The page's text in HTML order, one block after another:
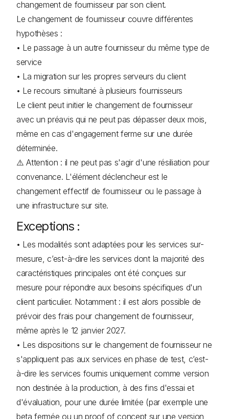
changement de fournisseur par son client.
Le changement de fournisseur couvre différentes
hypothèses :
• Le passage à un autre fournisseur du même type de
service
• La migration sur les propres serveurs du client
• Le recours simultané à plusieurs fournisseurs
Le client peut initier le changement de fournisseur
avec un préavis qui ne peut pas dépasser deux mois,
même en cas d'engagement ferme sur une durée
déterminée.
⚠️ Attention : il ne peut pas s'agir d'une résiliation pour
convenance. L'élément déclencheur est le
changement effectif de fournisseur ou le passage à
une infrastructure sur site.
Exceptions :
• Les modalités sont adaptées pour les services sur-
mesure, c’est-à-dire les services dont la majorité des
caractéristiques principales ont été conçues sur
mesure pour répondre aux besoins spécifiques d'un
client particulier. Notamment : il est alors possible de
prévoir des frais pour changement de fournisseur,
même après le 12 janvier 2027.
• Les dispositions sur le changement de fournisseur ne
s'appliquent pas aux services en phase de test, c’est-
à-dire les services fournis uniquement comme version
non destinée à la production, à des fins d'essai et
d'évaluation, pour une durée limitée (par exemple une
beta fermée ou un proof of concept sur une version